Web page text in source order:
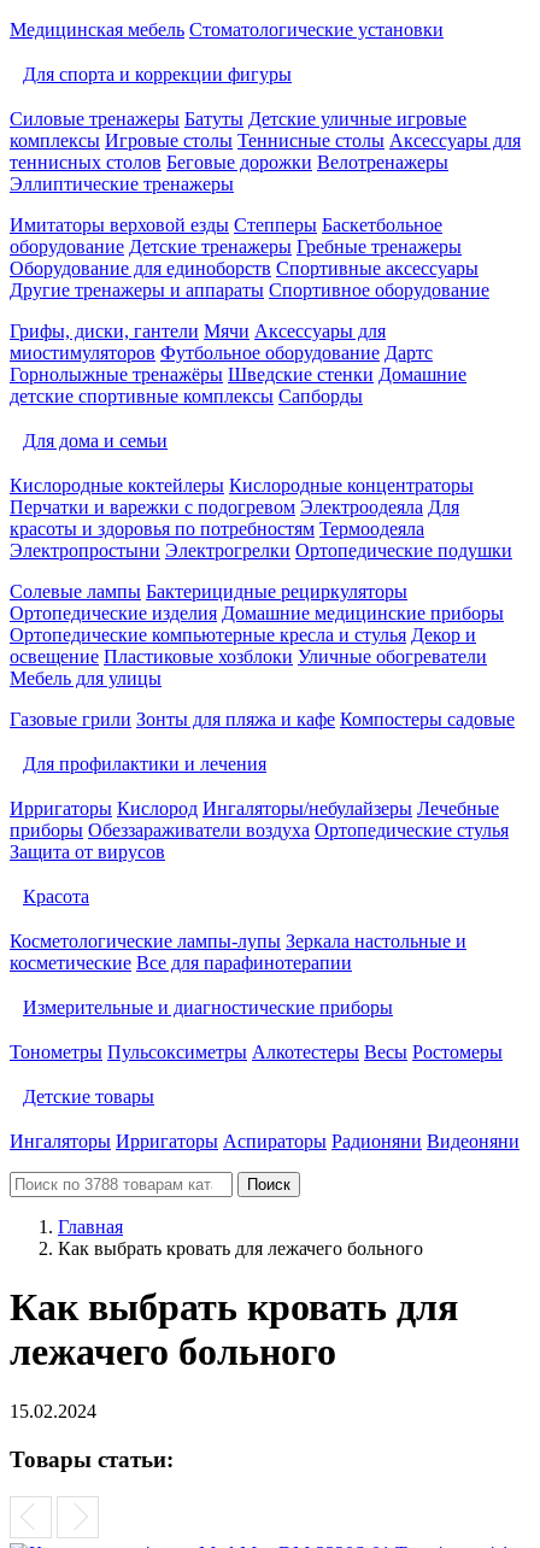
Медицинская мебель Стоматологические установки
Для спорта и коррекции фигуры
Силовые тренажеры Батуты Детские уличные игровые
комплексы Игровые столы Теннисные столы Аксессуары для
теннисных столов Беговые дорожки Велотренажеры
Эллиптические тренажеры
Имитаторы верховой езды Степперы Баскетбольное
оборудование Детские тренажеры Гребные тренажеры
Оборудование для единоборств Спортивные аксессуары
Другие тренажеры и аппараты Спортивное оборудование
Грифы, диски, гантели Мячи Аксессуары для
миостимуляторов Футбольное оборудование Дартс
Горнолыжные тренажёры Шведские стенки Домашние
детские спортивные комплексы Сапборды
Для дома и семьи
Кислородные коктейлеры Кислородные концентраторы
Перчатки и варежки с подогревом Электроодеяла Для
красоты и здоровья по потребностям Термоодеяла
Электропростыни Электрогрелки Ортопедические подушки
Солевые лампы Бактерицидные рециркуляторы
Ортопедические изделия Домашние медицинские приборы
Ортопедические компьютерные кресла и стулья Декор и
освещение Пластиковые хозблоки Уличные обогреватели
Мебель для улицы
Газовые грили Зонты для пляжа и кафе Компостеры садовые
Для профилактики и лечения
Ирригаторы Кислород Ингаляторы/небулайзеры Лечебные
приборы Обеззараживатели воздуха Ортопедические стулья
Защита от вирусов
Красота
Косметологические лампы-лупы Зеркала настольные и
косметические Все для парафинотерапии
Измерительные и диагностические приборы
Тонометры Пульсоксиметры Алкотестеры Весы Ростомеры
Детские товары
Ингаляторы Ирригаторы Аспираторы Радионяни Видеоняни
Поиск
Главная
Как выбрать кровать для лежачего больного
Как выбрать кровать для
лежачего больного
15.02.2024
Товары статьи: